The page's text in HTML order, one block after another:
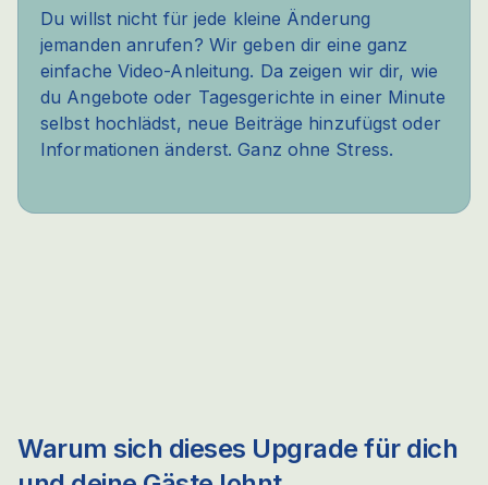
Du willst nicht für jede kleine Änderung
jemanden anrufen? Wir geben dir eine ganz
einfache Video-Anleitung. Da zeigen wir dir, wie
du Angebote oder Tagesgerichte in einer Minute
selbst hochlädst, neue Beiträge hinzufügst oder
Informationen änderst. Ganz ohne Stress.
Warum sich dieses Upgrade für dich